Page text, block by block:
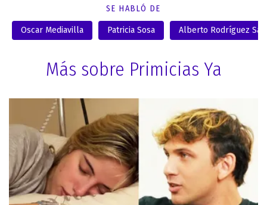
SE HABLÓ DE
Oscar Mediavilla Patricia Sosa Alberto Rodríguez Saá
Más sobre Primicias Ya